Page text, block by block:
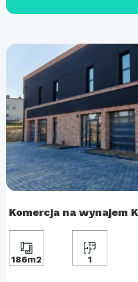
Komercja na wynajem
186m2 1